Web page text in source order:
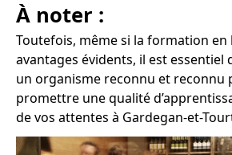
À noter :
Toutefois, même si la formation en
avantages évidents, il est essentiel
un organisme reconnu et reconnu
promettre une qualité
de vos attentes à Gardegan-et-